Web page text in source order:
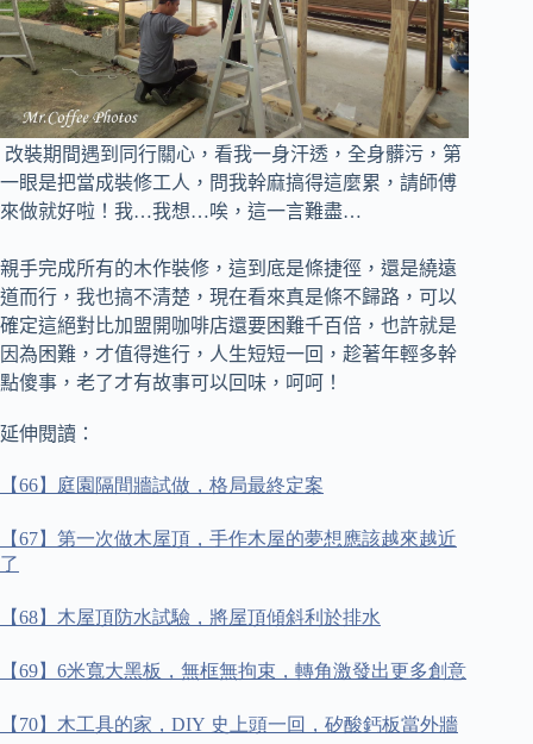
改裝期間遇到同行關心，看我一身汗透，全身髒污，第
一眼是把當成裝修工人， 問我幹麻搞得這麼累，請師傅
來做就好啦！我…我想…唉，這一言難盡…
親手完成所有的木作裝修，這到底是條捷徑，還是繞遠
道而行，我也搞不清楚，現在看來真是條不歸路， 可以
確定這絕對比加盟開咖啡店還要困難千百倍，也許就是
因為困難，才值得進行，人生短短一回，趁著年輕多幹
點傻事，老了才有故事可以回味，呵呵！
延伸閱讀：
【66】庭園隔間牆試做，格局最終定案
【67】第一次做木屋頂，手作木屋的夢想應該越來越近
了
【68】木屋頂防水試驗，將屋頂傾斜利於排水
【69】 6米寬大黑板，無框無拘束，轉角激發出更多創意
【 70】木工具的家， DIY 史上頭一回，矽酸鈣板當外牆